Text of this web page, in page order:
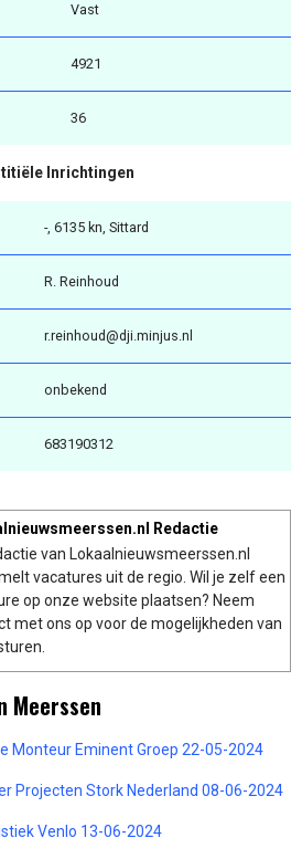
Vast
4921
36
Inrichtingen
-, 6135 kn, Sittard
R. Reinhoud
r.reinhoud@dji.minjus.nl
onbekend
683190312
Redactie
van Lokaalnieuwsmeerssen.nl
vacatures uit de regio. Wil je zelf een
op onze website plaatsen? Neem
met ons op voor de mogelijkheden van
Meerssen
Monteur Eminent Groep 22-05-2024
Projecten Stork Nederland 08-06-2024
Venlo 13-06-2024